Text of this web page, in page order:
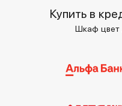
Купить в
Шкаф цвет